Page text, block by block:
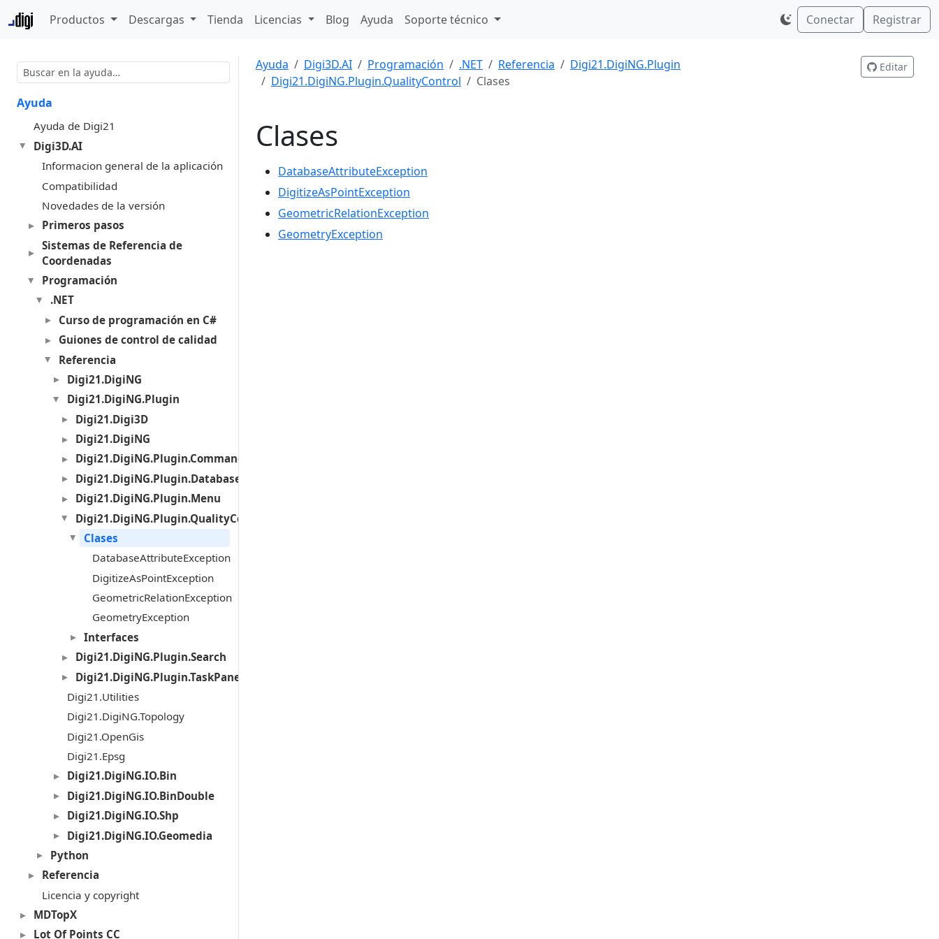
Productos Descargas Tienda Licencias Blog Ayuda Soporte técnico Conectar Registrar
Ayuda
Ayuda de Digi21
Digi3D.AI
Informacion general de la aplicación
Compatibilidad
Novedades de la versión
Primeros pasos
Sistemas de Referencia de
Coordenadas
Programación
.NET
Curso de programación en C#
Guiones de control de calidad
Referencia
Digi21.DigiNG
Digi21.DigiNG.Plugin
Digi21.Digi3D
Digi21.DigiNG
Digi21.DigiNG.Plugin.Commands
Digi21.DigiNG.Plugin.Databases
Digi21.DigiNG.Plugin.Menu
Digi21.DigiNG.Plugin.QualityControl
Clases
DatabaseAttributeException
DigitizeAsPointException
GeometricRelationException
GeometryException
Interfaces
Digi21.DigiNG.Plugin.Search
Digi21.DigiNG.Plugin.TaskPanel
Digi21.Utilities
Digi21.DigiNG.Topology
Digi21.OpenGis
Digi21.Epsg
Digi21.DigiNG.IO.Bin
Digi21.DigiNG.IO.BinDouble
Digi21.DigiNG.IO.Shp
Digi21.DigiNG.IO.Geomedia
Python
Referencia
Licencia y copyright
MDTopX
Lot Of Points CC
Ayuda Digi3D.AI Programación .NET Referencia
Digi21.DigiNG.Plugin
Digi21.DigiNG.Plugin.QualityControl
Clases
Editar
Clases
DatabaseAttributeException
DigitizeAsPointException
GeometricRelationException
GeometryException